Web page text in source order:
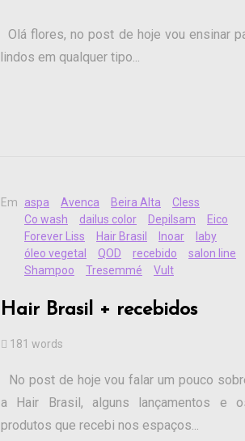
Olá flores, no post de hoje vou ensinar
lindos em qualquer tipo...
Em aspa Avenca Beira Alta
Cless
Co wash
dailus color Depilsam
Eico
Forever Liss
Hair Brasil Inoar
laby
óleo vegetal
QOD recebido
salon line
Shampoo
Tresemmé Vult
Hair Brasil + recebidos
181 words
No post de hoje vou falar um pouco
a Hair Brasil, alguns lançamentos e
produtos que recebi nos espaços...